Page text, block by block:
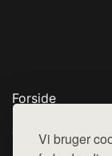
Vi bruger
Forside
Top Rabatter